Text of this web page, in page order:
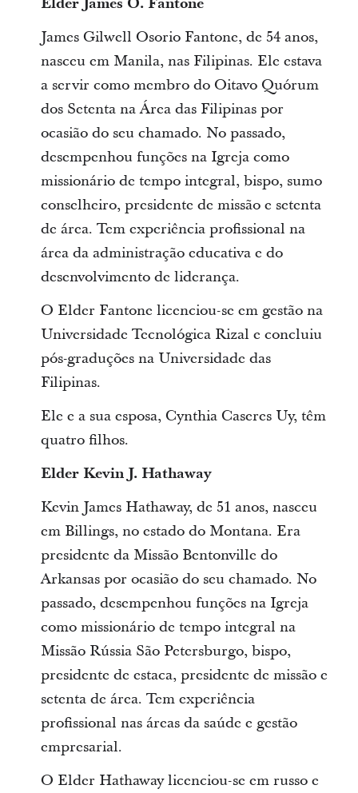
James Gilwell Osorio Fantone, de 54 anos,
nasceu em Manila, nas Filipinas. Ele estava
a servir como membro do Oitavo Quórum
dos Setenta na Área das Filipinas por
ocasião do seu chamado. No passado,
desempenhou funções na Igreja como
missionário de tempo integral, bispo, sumo
conselheiro, presidente de missão e setenta
de área. Tem experiência profissional na
área da administração educativa e do
desenvolvimento de liderança.
O Elder Fantone licenciou-se em gestão na
Universidade Tecnológica Rizal e concluiu
pós-graduções na Universidade das
Filipinas.
Ele e a sua esposa, Cynthia Caseres Uy, têm
quatro filhos.
Elder Kevin J. Hathaway
Kevin James Hathaway, de 51 anos, nasceu
em Billings, no estado do Montana. Era
presidente da Missão Bentonville do
Arkansas por ocasião do seu chamado. No
passado, desempenhou funções na Igreja
como missionário de tempo integral na
Missão Rússia São Petersburgo, bispo,
presidente de estaca, presidente de missão e
setenta de área. Tem experiência
profissional nas áreas da saúde e gestão
empresarial.
O Elder Hathaway licenciou-se em russo e